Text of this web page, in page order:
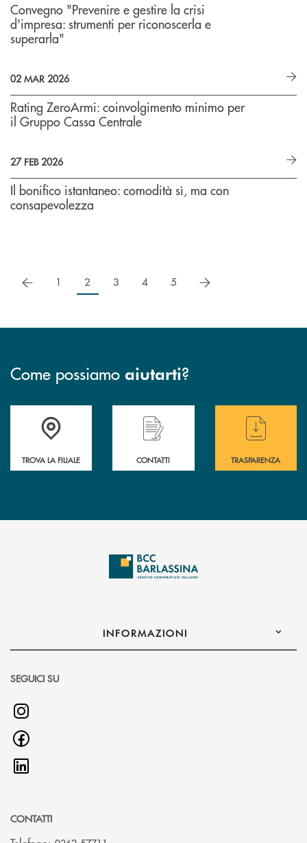
Convegno "Prevenire e gestire la crisi
d'impresa: strumenti per riconoscerla e
superarla"
02 MAR 2026
Rating ZeroArmi: coinvolgimento minimo per
il Gruppo Cassa Centrale
27 FEB 2026
Il bonifico istantaneo: comodità sì, ma con
consapevolezza
precedente
1 2 3 4 5 successivo
Come possiamo aiutarti?
Accedi all' elenco completo delle filiali di BCC Barlassina.
TROVA LA FILIALE
Hai bisogno di assistenza immediata ?
CONTATTI
Hai bisogno di
TRASPARENZA
INFORMAZIONI
SEGUICI SU
CONTATTI